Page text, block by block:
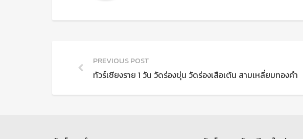
PREVIOUS POST
ทัวร์เชียงราย 1 วัน วัดร่องขุ่น วัดร่องเสือเต้น สามเหลี่ยมทองคำ